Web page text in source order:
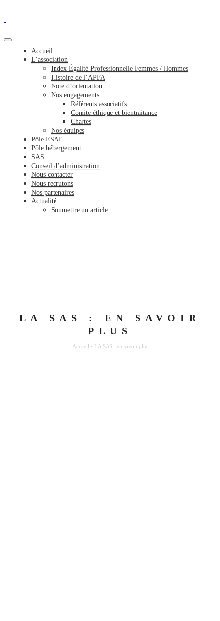
Accueil
L’association
Index Égalité Professionnelle Femmes / Hommes
Histoire de l’APFA
Note d’orientation
Nos engagements
Référents associatifs
Comite éthique et bientraitance
Chartes
Nos équipes
Pôle ESAT
Pôle hébergement
SAS
Conseil d’administration
Nous contacter
Nous recrutons
Nos partenaires
Actualité
Soumettre un article
LA SAS : EN SAVOIR
PLUS
Accueil • LA SAS : en savoir plus